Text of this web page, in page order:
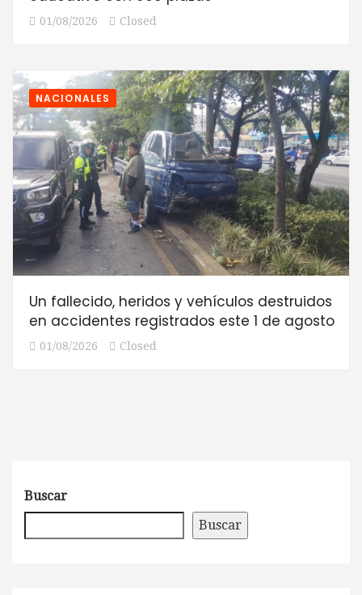
01/08/2026 Closed
NACIONALES
Un fallecido, heridos y vehículos destruidos
en accidentes registrados este 1 de agosto
01/08/2026 Closed
Buscar
Buscar